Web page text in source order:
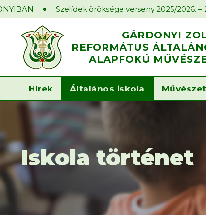
Szelídek öröksége verseny 2025/2026. – 2.
GÁRDONYI
REFORMÁTUS
ALAPFOKÚ
Hírek Általános iskola
Iskola történet